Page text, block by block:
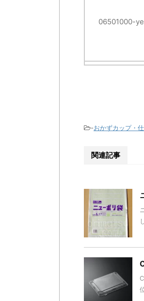
06501000-
-おかずカップ・
関連記事